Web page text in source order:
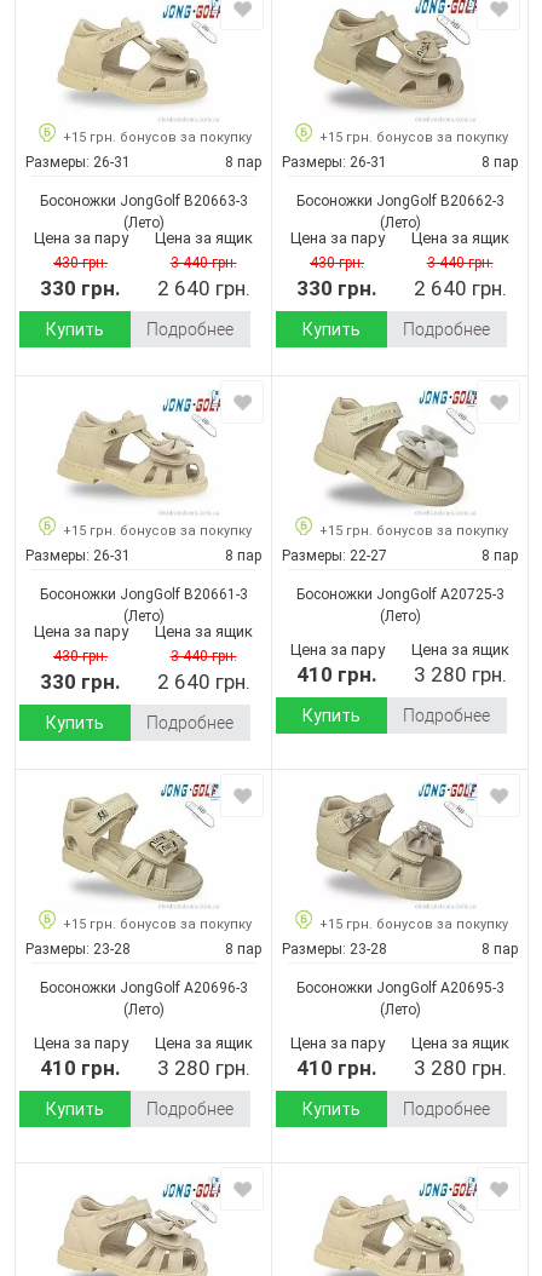
+15 грн. бонусов за покупку
Размеры: 26-31 8 пар
Босоножки JongGolf B20663-3
(Лето)
Цена за пару
430 грн.
330 грн.
Цена за ящик
3 440 грн.
2 640 грн.
Купить Подробнее
+15 грн. бонусов за покупку
Размеры: 26-31 8 пар
Босоножки JongGolf B20662-3
(Лето)
Цена за пару
430 грн.
330 грн.
Цена за ящик
3 440 грн.
2 640 грн.
Купить Подробнее
+15 грн. бонусов за покупку
Размеры: 26-31 8 пар
Босоножки JongGolf B20661-3
(Лето)
Цена за пару
430 грн.
330 грн.
Цена за ящик
3 440 грн.
2 640 грн.
Купить Подробнее
+15 грн. бонусов за покупку
Размеры: 22-27 8 пар
Босоножки JongGolf A20725-3
(Лето)
Цена за пару
410 грн.
Цена за ящик
3 280 грн.
Купить Подробнее
+15 грн. бонусов за покупку
Размеры: 23-28 8 пар
Босоножки JongGolf A20696-3
(Лето)
Цена за пару
410 грн.
Цена за ящик
3 280 грн.
Купить Подробнее
+15 грн. бонусов за покупку
Размеры: 23-28 8 пар
Босоножки JongGolf A20695-3
(Лето)
Цена за пару
410 грн.
Цена за ящик
3 280 грн.
Купить Подробнее